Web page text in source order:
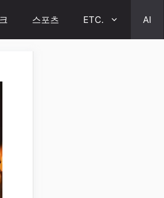
스포츠 ETC. AI